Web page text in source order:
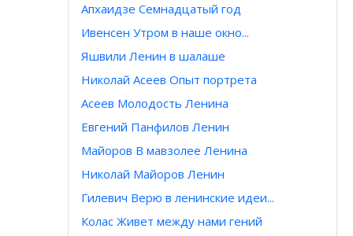
Апхаидзе Семнадцатый год
Ивенсен Утром в наше окно...
Яшвили Ленин в шалаше
Николай Асеев Опыт портрета
Асеев Молодость Ленина
Евгений Панфилов Ленин
Майоров В мавзолее Ленина
Николай Майоров Ленин
Гилевич Верю в ленинские идеи...
Колас Живет между нами гений